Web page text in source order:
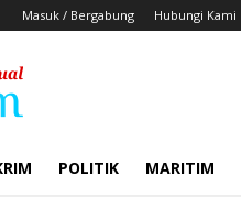
Masuk / Bergabung Hubungi Kami
POLITIK MARITIM